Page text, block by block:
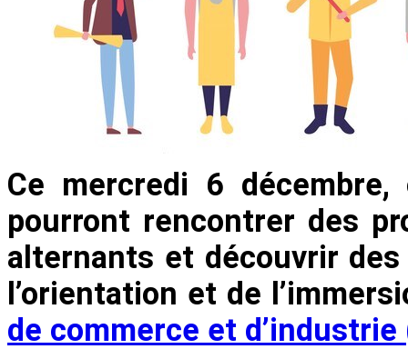
Ce mercredi 6
pourront rencontrer des
alternants et découvrir
l’orientation et de
de commerce et d’industrie